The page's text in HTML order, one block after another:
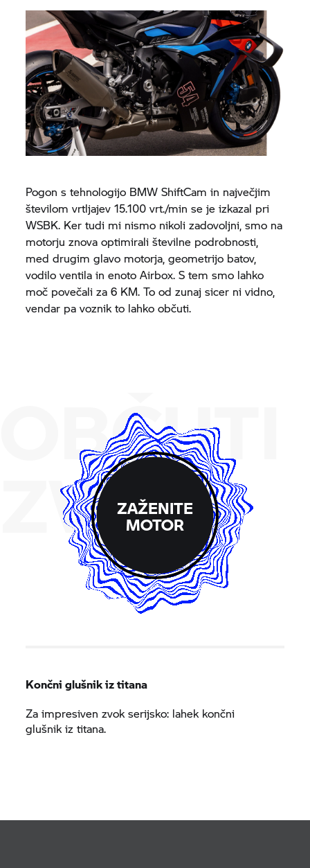
Pogon s tehnologijo BMW ShiftCam in največjim
številom vrtljajev 15.100 vrt./min se je izkazal pri
WSBK. Ker tudi mi nismo nikoli zadovoljni, smo na
motorju znova optimirali številne podrobnosti,
med drugim glavo motorja, geometrijo batov,
vodilo ventila in enoto Airbox. S tem smo lahko
moč povečali za 6 KM. To od zunaj sicer ni vidno,
vendar pa voznik to lahko občuti.
OBČUTI
ZVOK
ZAŽENITE
MOTOR
Končni glušnik iz titana
Za impresiven zvok serijsko: lahek končni
glušnik iz titana.